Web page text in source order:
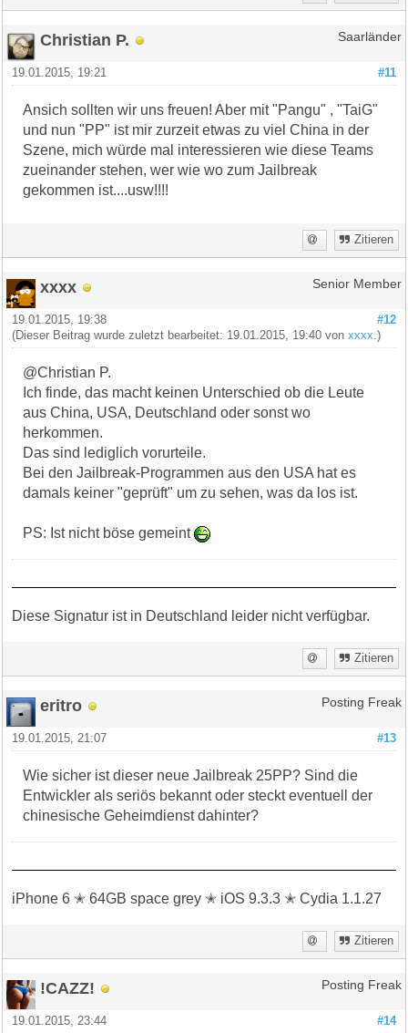
Christian P. Saarländer
#11
19.01.2015, 19:21
Ansich sollten wir uns freuen! Aber mit "Pangu" , "TaiG"
und nun "PP" ist mir zurzeit etwas zu viel China in der
Szene, mich würde mal interessieren wie diese Teams
zueinander stehen, wer wie wo zum Jailbreak
gekommen ist....usw!!!!
Zitieren
xxxx Senior Member
#12
19.01.2015, 19:38
(Dieser Beitrag wurde zuletzt bearbeitet: 19.01.2015, 19:40 vonxxxx.)
@Christian P.
Ich finde, das macht keinen Unterschied ob die Leute
aus China, USA, Deutschland oder sonst wo
herkommen.
Das sind lediglich vorurteile.
Bei den Jailbreak-Programmen aus den USA hat es
damals keiner "geprüft" um zu sehen, was da los ist.
PS: Ist nicht böse gemeint
Diese Signatur ist in Deutschland leider nicht verfügbar.
Zitieren
eritro Posting Freak
#13
19.01.2015, 21:07
Wie sicher ist dieser neue Jailbreak 25PP? Sind die
Entwickler als seriös bekannt oder steckt eventuell der
chinesische Geheimdienst dahinter?
iPhone 6 ✭ 64GB space grey ✭ iOS 9.3.3 ✭ Cydia 1.1.27
Zitieren
!CAZZ! Posting Freak
#14
19.01.2015, 23:44